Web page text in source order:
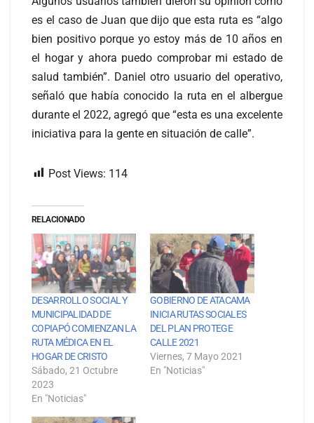
es el caso de Juan que dijo que esta ruta es “algo
bien positivo porque yo estoy más de 10 años en
el hogar y ahora puedo comprobar mi estado de
salud también”. Daniel otro usuario del operativo,
señaló que había conocido la ruta en el albergue
durante el 2022, agregó que “esta es una excelente
iniciativa para la gente en situación de calle”.
Post Views: 114
RELACIONADO
DESARROLLO SOCIAL Y
MUNICIPALIDAD DE
COPIAPÓ COMIENZAN LA
RUTA MÉDICA EN EL
HOGAR DE CRISTO
Sábado, 21 Octubre
2023
En "Noticias"
GOBIERNO DE ATACAMA
INICIA RUTAS SOCIALES
DEL PLAN PROTEGE
CALLE 2021
Viernes, 7 Mayo 2021
En "Noticias"